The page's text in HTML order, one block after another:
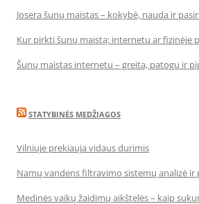
Josera šunų maistas – kokybė, nauda ir
Kur pirkti šunų maistą: internetu ar fizinėje
Šunų maistas internetu – greita, patogu ir
STATYBINĖS MEDŽIAGOS
Vilniuje prekiauja vidaus durimis
Namų vandens filtravimo sistemų analizė ir
Medinės vaikų žaidimų aikštelės – kaip